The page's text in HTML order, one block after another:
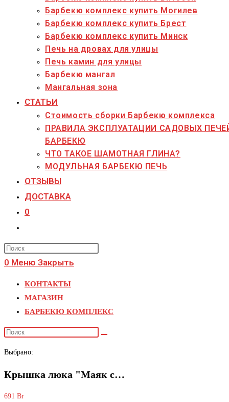
Барбекю комплекс купить Могилев
Барбекю комплекс купить Брест
Барбекю комплекс купить Минск
Печь на дровах для улицы
Печь камин для улицы
Барбекю мангал
Мангальная зона
СТАТЬИ
Стоимость сборки Барбекю комплекса
ПРАВИЛА ЭКСПЛУАТАЦИИ САДОВЫХ
БАРБЕКЮ
ЧТО ТАКОЕ ШАМОТНАЯ ГЛИНА?
МОДУЛЬНАЯ БАРБЕКЮ ПЕЧЬ
ОТЗЫВЫ
ДОСТАВКА
0
поиск
сайту
search
0 Меню Закрыть
КОНТАКТЫ
МАГАЗИН
БАРБЕКЮ КОМПЛЕКС
Поиск
сайте
Выбрано:
Крышка люка "Маяк с…
691 Br